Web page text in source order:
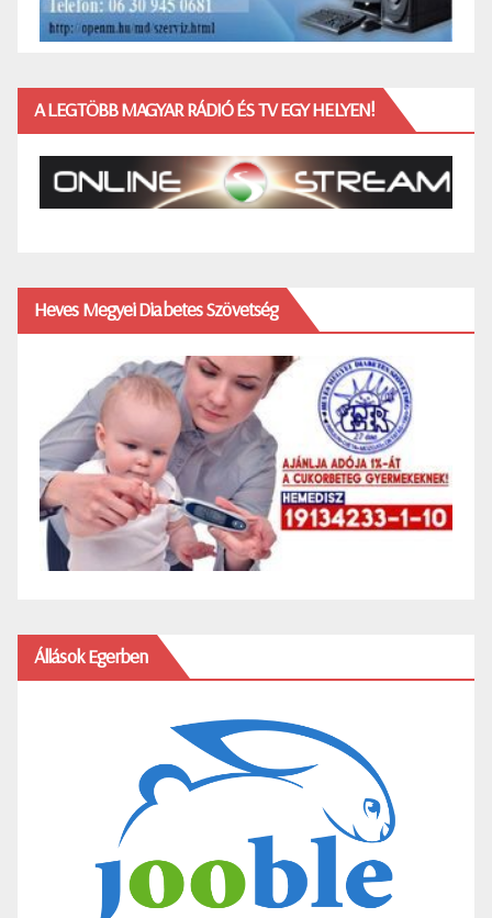
A LEGTÖBB MAGYAR RÁDIÓ ÉS TV EGY HELYEN!
Heves Megyei Diabetes Szövetség
Állások Egerben